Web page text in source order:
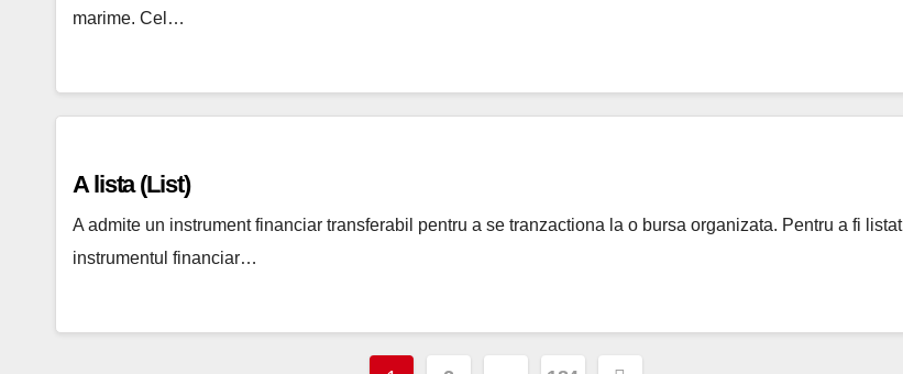
marime. Cel…
A lista (List)
A admite un instrument financiar transferabil pentru a se tranzactiona la o bursa organizata. Pentru a fi listat
instrumentul financiar…